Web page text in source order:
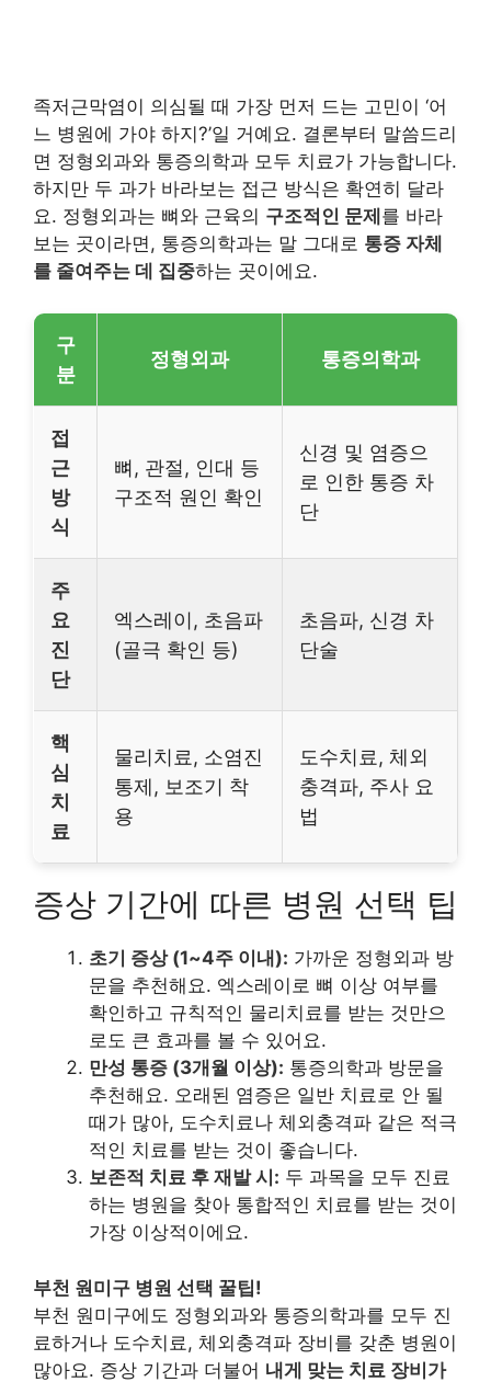
족저근막염이 의심될 때 가장 먼저 드는 고민이 ‘어
느 병원에 가야 하지?’일 거예요. 결론부터 말씀드리
면 정형외과와 통증의학과 모두 치료가 가능합니다.
하지만 두 과가 바라보는 접근 방식은 확연히 달라
요. 정형외과는 뼈와 근육의 구조적인 문제를 바라
보는 곳이라면, 통증의학과는 말 그대로 통증 자체
를 줄여주는 데 집중하는 곳이에요.
구
분
정형외과 통증의학과
접
근
방
식
뼈, 관절, 인대 등
구조적 원인 확인
신경 및 염증으
로 인한 통증 차
단
주
요
진
단
엑스레이, 초음파
(골극 확인 등)
초음파, 신경 차
단술
핵
심
치
료
물리치료, 소염진
통제, 보조기 착
용
도수치료, 체외
충격파, 주사 요
법
증상 기간에 따른 병원 선택 팁
초기 증상 (1~4주 이내): 가까운 정형외과 방
문을 추천해요. 엑스레이로 뼈 이상 여부를
확인하고 규칙적인 물리치료를 받는 것만으
로도 큰 효과를 볼 수 있어요.
만성 통증 (3개월 이상): 통증의학과 방문을
추천해요. 오래된 염증은 일반 치료로 안 될
때가 많아, 도수치료나 체외충격파 같은 적극
적인 치료를 받는 것이 좋습니다.
보존적 치료 후 재발 시: 두 과목을 모두 진료
하는 병원을 찾아 통합적인 치료를 받는 것이
가장 이상적이에요.
부천 원미구 병원 선택 꿀팁!
부천 원미구에도 정형외과와 통증의학과를 모두 진
료하거나 도수치료, 체외충격파 장비를 갖춘 병원이
많아요. 증상 기간과 더불어 내게 맞는 치료 장비가